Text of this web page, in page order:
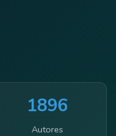
1896
Autores